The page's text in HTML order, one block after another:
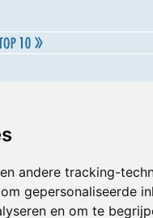
andere tracking-
gepersonaliseerde
en om te